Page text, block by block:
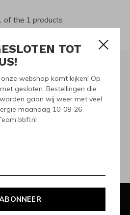
TOT
webshop komt kijken! Op
gesloten. Bestellingen die
gaan wij weer met veel
maandag 10-08-26
bbfl.nl
of the 1 products
voor onze
aanbiedingen en promoties